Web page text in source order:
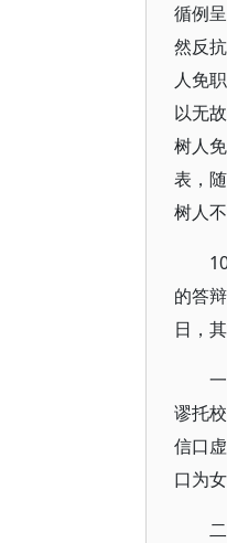
循例
然反
人免
以无
树人
表，
树人
的答
日，
谬托
信口
口为